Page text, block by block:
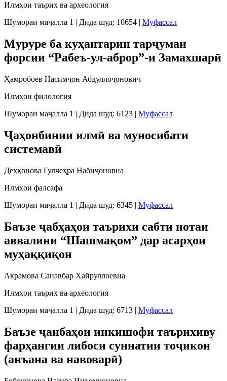
Илмҳои таърих ва археология
Шумораи маҷалла 1 | Дида шуд: 10654 | Муфассал
Муруре ба куҳантарин тарҷумаи
форсии “Рабеъ-ул-аброр”-и Замахшарӣ
Ҳамробоев Насимҷон Абдуллоҷонович
Илмҳои филология
Шумораи маҷалла 1 | Дида шуд: 6123 | Муфассал
Ҷаҳонбинии илмӣ ва муносибати
системавӣ
Деҳқонова Гулчеҳра Набиҷоновна
Илмҳои фалсафа
Шумораи маҷалла 1 | Дида шуд: 6345 | Муфассал
Баъзе ҷабҳаҳои таърихи cабти нотаи
аввалини “Шашмақом” дар аcарҳои
муҳаққиқон
Акрамова Санавбар Хайруллоевна
Илмҳои таърих ва археология
Шумораи маҷалла 1 | Дида шуд: 6713 | Муфассал
Баъзе ҷанбаҳои инкишофи таърихиву
фарҳангии либоси суннатии тоҷикон
(анъана ва навоварӣ)